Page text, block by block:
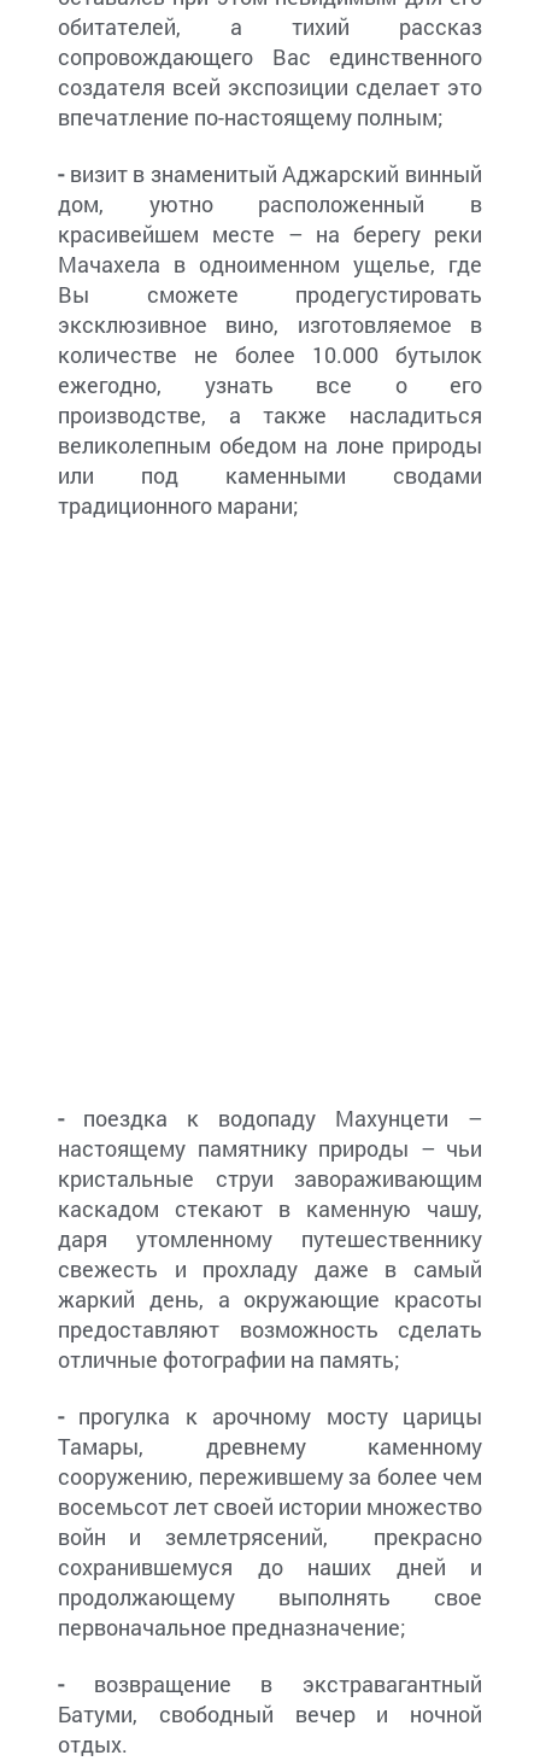
обитателей, а тихий рассказ
сопровождающего Вас единственного
создателя всей экспозиции сделает это
впечатление по-настоящему полным;
-визит в знаменитый Аджарский винный
дом, уютно расположенный в
красивейшем месте – на берегу реки
Мачахела в одноименном ущелье, где
Вы сможете продегустировать
эксклюзивное вино, изготовляемое в
количестве не более 10.000 бутылок
ежегодно, узнать все о его
производстве, а также насладиться
великолепным обедом на лоне природы
или под каменными сводами
традиционного марани;
-поездка к водопаду Махунцети –
настоящему памятнику природы – чьи
кристальные струи завораживающим
каскадом стекают в каменную чашу,
даря утомленному путешественнику
свежесть и прохладу даже в самый
жаркий день, а окружающие красоты
предоставляют возможность сделать
отличные фотографии на память;
-прогулка к арочному мосту царицы
Тамары, древнему каменному
сооружению, пережившему за более чем
восемьсот лет своей истории множество
войн и землетрясений, прекрасно
сохранившемуся до наших дней и
продолжающему выполнять свое
первоначальное предназначение;
-возвращение в экстравагантный
Батуми, свободный вечер и ночной
отдых.